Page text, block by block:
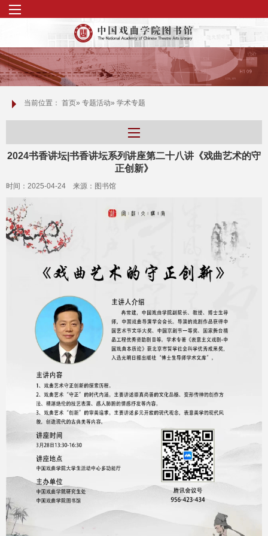
当前位置： 首页» 专题活动» 学术专题
2024书香讲坛|书香讲坛系列讲座第二十八讲《戏曲艺术的守
正创新》
时间：2025-04-24 来源：图书馆